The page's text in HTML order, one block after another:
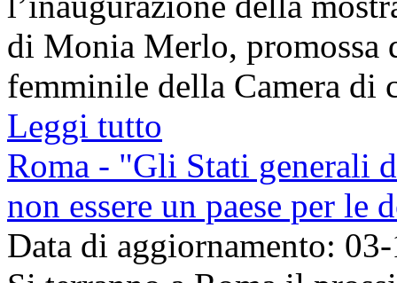
di Monia Merlo, promossa
femminile della Camera
Leggi tutto
Roma - "Gli Stati generali
non essere un paese per le
Data di aggiornamento: